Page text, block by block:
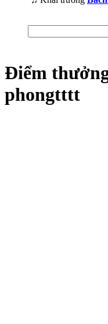
Điểm
phongtttt